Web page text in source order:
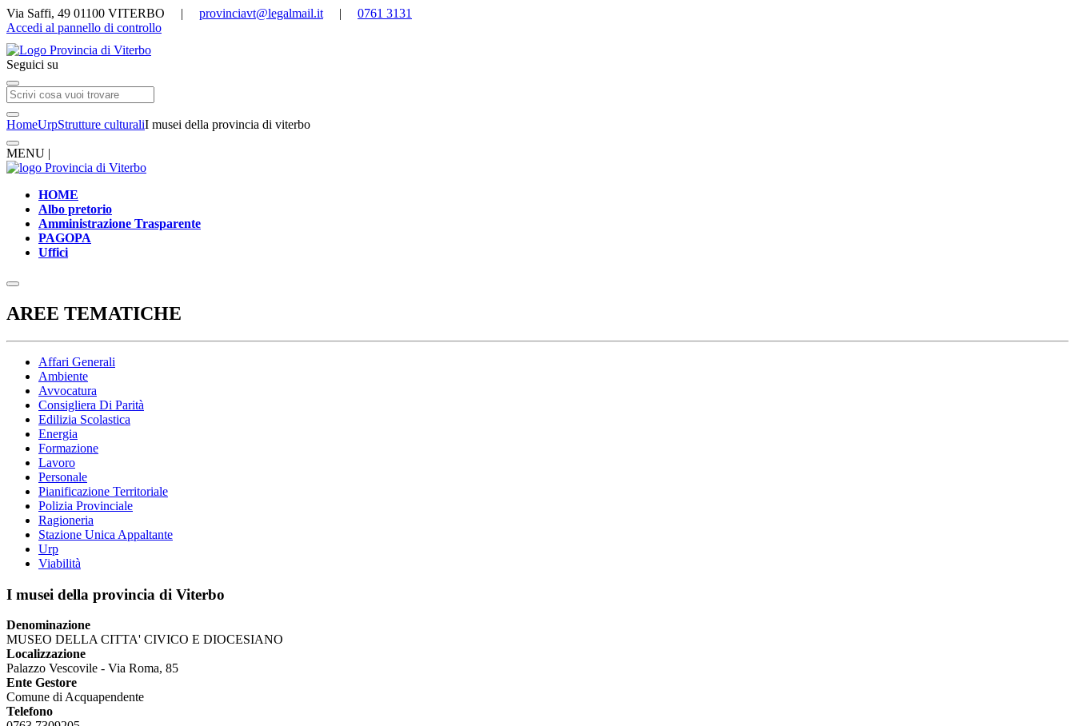
Via Saffi, 49 01100 VITERBO | provinciavt@legalmail.it | 0761 3131
Accedi al pannello di controllo
Seguici su
HomeUrpStrutture culturaliI musei della provincia di viterbo
MENU |
HOME
Albo pretorio
Amministrazione Trasparente
PAGOPA
Uffici
AREE TEMATICHE
Affari Generali
Ambiente
Avvocatura
Consigliera Di Parità
Edilizia Scolastica
Energia
Formazione
Lavoro
Personale
Pianificazione Territoriale
Polizia Provinciale
Ragioneria
Stazione Unica Appaltante
Urp
Viabilità
I musei della provincia di Viterbo
Denominazione
MUSEO DELLA CITTA' CIVICO E DIOCESIANO
Localizzazione
Palazzo Vescovile - Via Roma, 85
Ente Gestore
Comune di Acquapendente
Telefono